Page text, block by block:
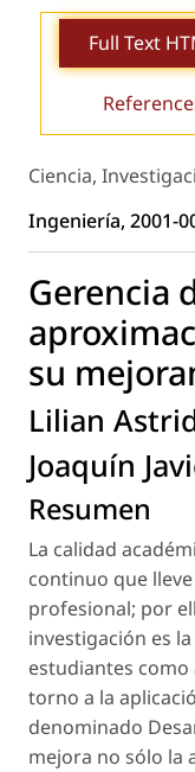
Full Text
Ciencia,
Ingeniería, 2001-
Gerencia
su
Lilian
Joaquín
Resumen
La calidad
continuo que
profesional; por
investigación es
estudiantes
torno a la
denominado
mejora no sólo la